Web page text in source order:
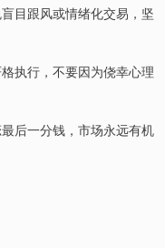
目跟风或情绪化交易，坚
执行，不要因为侥幸心理
后一分钱，市场永远有机